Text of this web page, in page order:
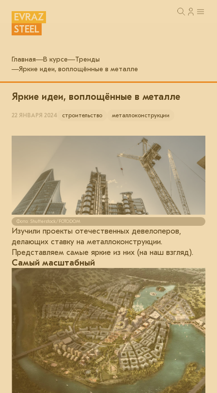
EVRAZ
STEEL
Главная В курсе
Тренды
Яркие идеи, воплощённые в металле
Яркие идеи, воплощённые в металле
22 ЯНВАРЯ 2024 строительство металлоконструкции
Фото: Shutterstock/FOTODOM
Изучили проекты отечественных девелоперов,
делающих ставку на металлоконструкции.
Представляем самые яркие из них (на наш взгляд).
Самый масштабный